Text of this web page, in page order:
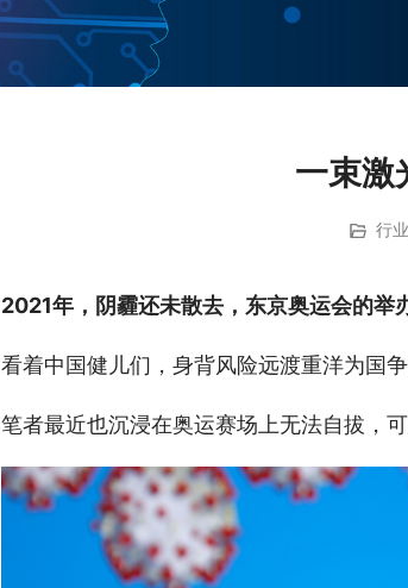
一束激
行
2021年，阴霾还未散去，东京奥运会的举
看着中国健儿们，身背风险远渡重洋为国
笔者最近也沉浸在奥运赛场上无法自拔，